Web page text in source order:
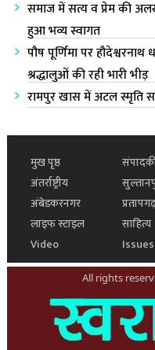
समाज में सत्य व प्रेम की
हुआ भव्य स्वागत
पौष पूर्णिमा पर
श्रद्धालुओं की रही भारी भीड़
रामपुर खास में अटल
मुख पृष्ठ
अंतर्राष्ट्रीय
अंबेडकरनगर
लाइफ स्टाइल
साहित्य
Video
Issues
All rights